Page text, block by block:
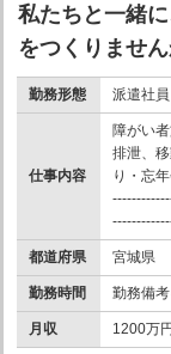
私たちと一緒
をつくりません
勤務形態 派遣社員
仕事内容
障がい
排泄、
り・忘
都道府県 宮城県
勤務時間 勤務備
月収 1200万